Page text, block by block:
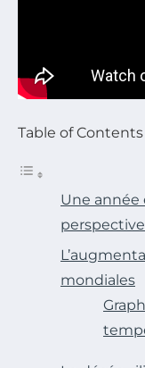
Table of Contents
Une
perspective
mondiales